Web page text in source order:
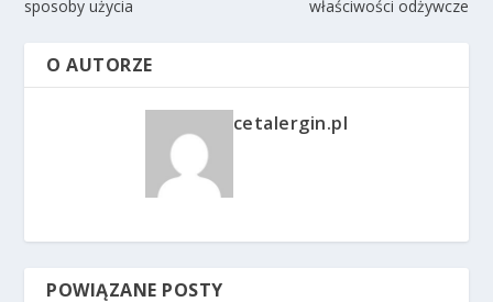
sposoby użycia
właściwości odżywcze
O AUTORZE
cetalergin.pl
POWIĄZANE POSTY